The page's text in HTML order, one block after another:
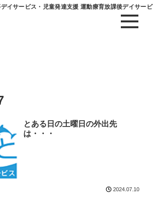
イサービス・児童発達支援 運動療育放課後デイサービ
とある日の土曜日の外出先
は・・・
2024.07.10